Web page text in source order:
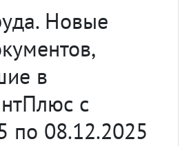
Новые
в
с
по 08.12.2025